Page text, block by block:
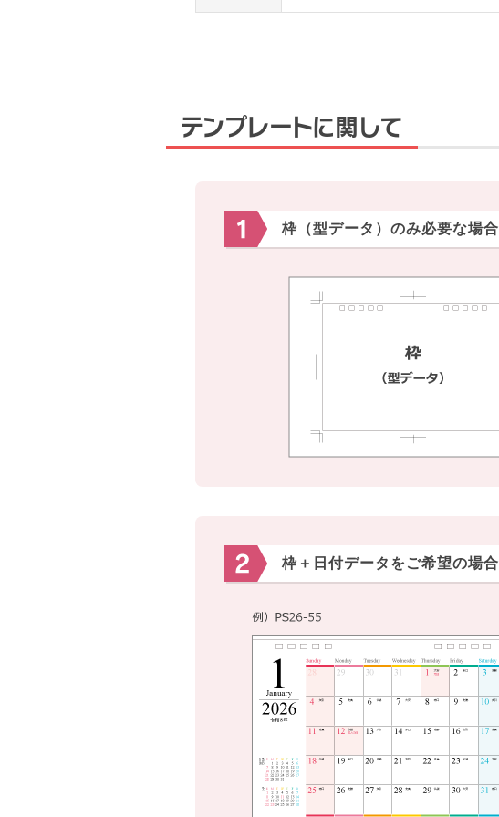
テンプレートに関して
枠（型データ）のみ必要な場合
枠＋日付データをご希望の場合